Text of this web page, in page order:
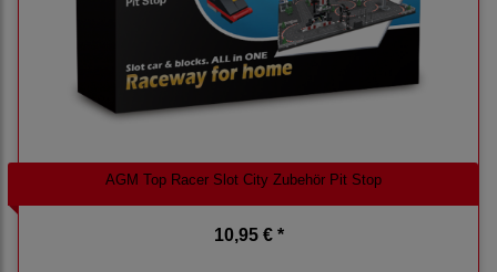
AGM Top Racer Slot City Zubehör Pit Stop
10,95 € *